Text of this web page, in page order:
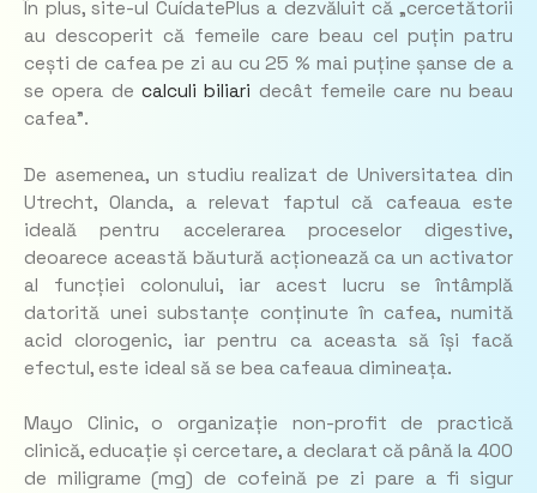
În plus, site-ul CuídatePlus a dezvăluit că „cercetătorii
au descoperit că femeile care beau cel puțin patru
cești de cafea pe zi au cu 25 % mai puține șanse de a
se opera de calculi biliari decât femeile care nu beau
cafea”.
De asemenea, un studiu realizat de Universitatea din
Utrecht, Olanda, a relevat faptul că cafeaua este
ideală pentru accelerarea proceselor digestive,
deoarece această băutură acționează ca un activator
al funcției colonului, iar acest lucru se întâmplă
datorită unei substanțe conținute în cafea, numită
acid clorogenic, iar pentru ca aceasta să își facă
efectul, este ideal să se bea cafeaua dimineața.
Mayo Clinic, o organizație non-profit de practică
clinică, educație și cercetare, a declarat că până la 400
de miligrame (mg) de cofeină pe zi pare a fi sigur